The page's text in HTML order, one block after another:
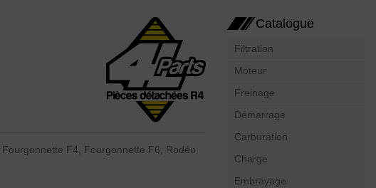
F4, Fourgonnette F6, Rodéo
Catalogue
Filtration
Moteur
Freinage
Démarrage
Carburation
Charge
Embrayage